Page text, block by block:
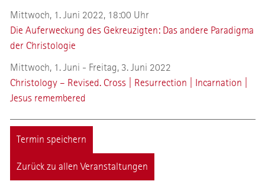
Mittwoch, 1. Juni 2022, 18:00 Uhr
Die Auferweckung des Gekreuzigten: Das andere Paradigma
der Christologie
Mittwoch, 1. Juni - Freitag, 3. Juni 2022
Christology – Revised. Cross | Resurrection | Incarnation |
Jesus remembered
Termin speichern
Zurück zu allen Veranstaltungen